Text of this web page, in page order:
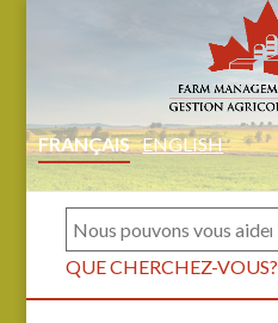
FRANÇAIS ENGLISH
QUE CHERCHEZ-VOUS?